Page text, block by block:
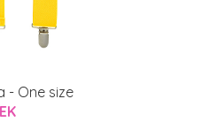
- One size